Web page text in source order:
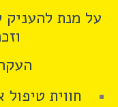
על מנת להעניק
חווית טיפול